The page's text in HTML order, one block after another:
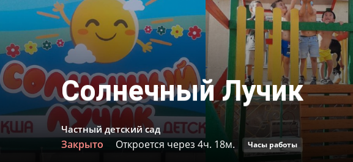
Солнечный Лучик
Частный детский сад
Закрыто Откроется через 4ч. 18м. Часы работы